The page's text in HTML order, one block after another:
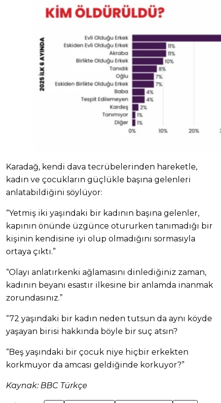
Karadağ, kendi dava tecrübelerinden hareketle,
kadın ve çocukların güçlükle başına gelenleri
anlatabildiğini söylüyor:
“Yetmiş iki yaşındaki bir kadının başına gelenler,
kapının önünde üzgünce otururken tanımadığı bir
kişinin kendisine iyi olup olmadığını sormasıyla
ortaya çıktı.”
“Olayı anlatırkenki ağlamasını dinlediğiniz zaman,
kadının beyanı esastır ilkesine bir anlamda inanmak
zorundasınız.”
“72 yaşındaki bir kadın neden tutsun da aynı köyde
yaşayan birisi hakkında böyle bir suç atsın?
“Beş yaşındaki bir çocuk niye hiçbir erkekten
korkmuyor da amcası geldiğinde korkuyor?”
Kaynak: BBC Türkçe